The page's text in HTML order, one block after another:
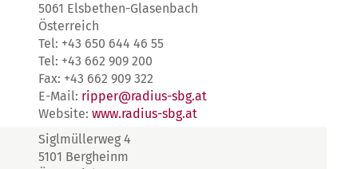
5061 Elsbethen-Glasenbach
Österreich
Tel: +43 650 644 46 55
Tel: +43 662 909 200
Fax: +43 662 909 322
E-Mail: ripper@radius-sbg.at
Website: www.radius-sbg.at
Siglmüllerweg 4
5101 Bergheinm